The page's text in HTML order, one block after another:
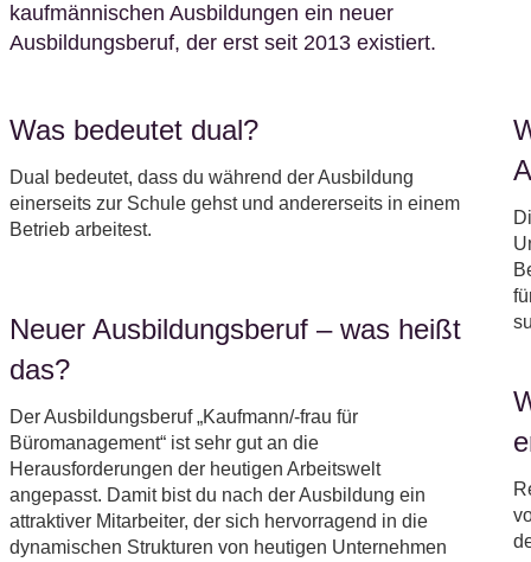
kaufmännischen Ausbildungen ein neuer
Ausbildungsberuf, der erst seit 2013 existiert.
Was bedeutet dual?
Dual bedeutet, dass du während der Ausbildung
einerseits zur Schule gehst und andererseits in einem
Betrieb arbeitest.
Neuer Ausbildungsberuf – was heißt
das?
Der Ausbildungsberuf „Kaufmann/-frau für
Büromanagement“ ist sehr gut an die
Herausforderungen der heutigen Arbeitswelt
angepasst. Damit bist du nach der Ausbildung ein
attraktiver Mitarbeiter, der sich hervorragend in die
dynamischen Strukturen von heutigen Unternehmen